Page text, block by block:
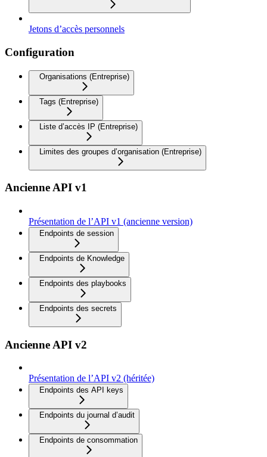
Jetons d’accès personnels
Configuration
Organisations (Entreprise)
Tags (Entreprise)
Liste d’accès IP (Entreprise)
Limites des groupes d’organisation (Entreprise)
Ancienne API v1
Présentation de l’API v1 (ancienne version)
Endpoints de session
Endpoints de Knowledge
Endpoints des playbooks
Endpoints des secrets
Ancienne API v2
Présentation de l’API v2 (héritée)
Endpoints des API keys
Endpoints du journal d’audit
Endpoints de consommation